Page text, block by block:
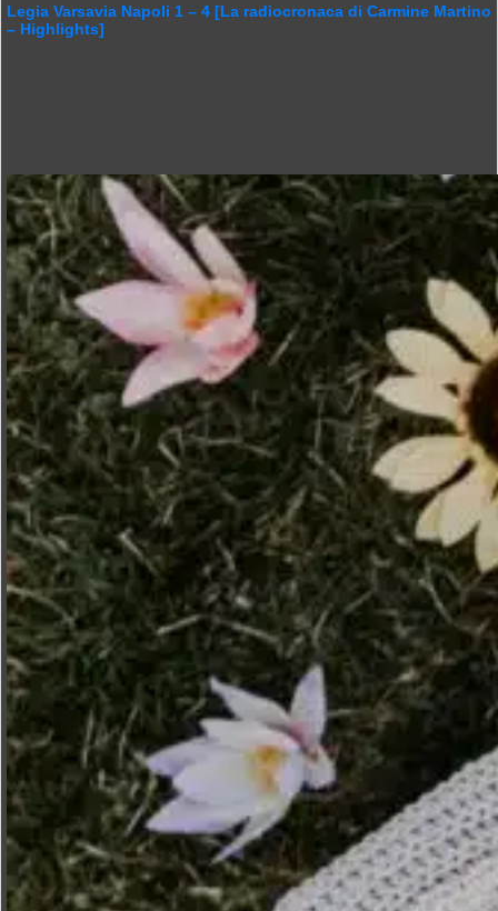
Legia Varsavia Napoli 1 – 4 [La radiocronaca di Carmine Martino
– Highlights]